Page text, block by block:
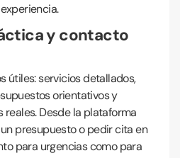
y contacto
útiles: servicios detallados,
orientativos y
Desde la plataforma
presupuesto o pedir cita en
para urgencias como para